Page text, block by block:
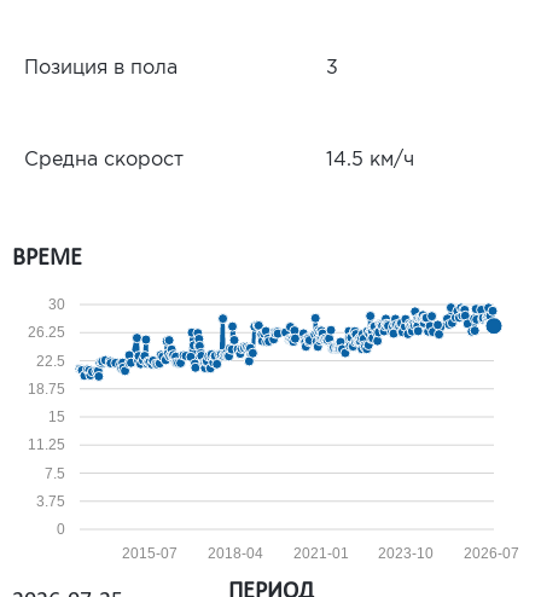
Позиция в пола 3
Средна скорост 14.5 км/ч
ВРЕМЕ
0
3.75
7.5
11.25
15
18.75
22.5
26.25
30
2026-07
2023-10
2021-01
2018-04
2015-07